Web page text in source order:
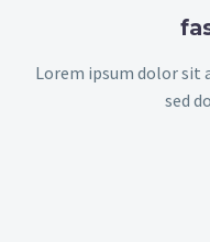
Lorem ipsum dolor sit
sed